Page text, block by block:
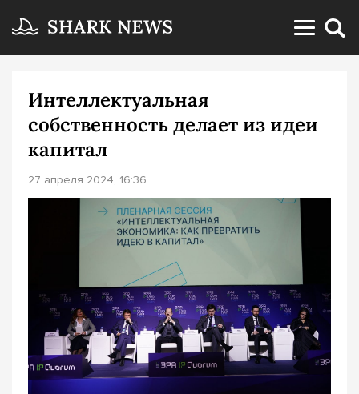
Интеллектуальная
собственность делает из идеи
капитал
27 апреля 2024, 16:36